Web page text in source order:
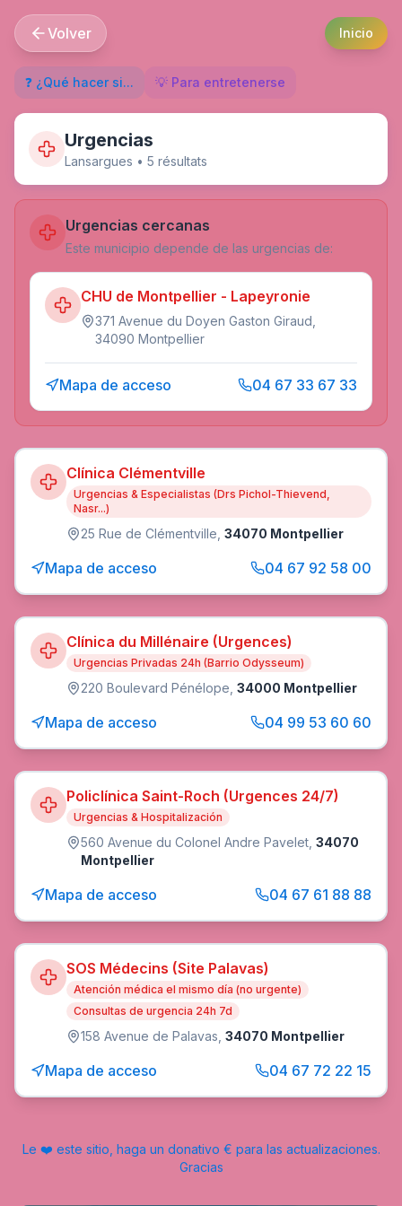
Volver Inicio
❓ ¿Qué hacer si... 💡 Para entretenerse
Urgencias
Lansargues • 5 résultats
Urgencias cercanas
Este municipio depende de las urgencias de:
CHU de Montpellier - Lapeyronie
371 Avenue du Doyen Gaston Giraud,
34090 Montpellier
Mapa de acceso 04 67 33 67 33
Clínica Clémentville
Urgencias & Especialistas (Drs Pichol-Thievend,
Nasr...)
25 Rue de Clémentville 34070 Montpellier
Mapa de acceso 04 67 92 58 00
Clínica du Millénaire (Urgences)
Urgencias Privadas 24h (Barrio Odysseum)
220 Boulevard Pénélope 34000 Montpellier
Mapa de acceso 04 99 53 60 60
Policlínica Saint-Roch (Urgences 24/7)
Urgencias & Hospitalización
560 Avenue du Colonel Andre Pavelet 34070
Montpellier
Mapa de acceso 04 67 61 88 88
SOS Médecins (Site Palavas)
Atención médica el mismo día (no urgente)
Consultas de urgencia 24h 7d
158 Avenue de Palavas 34070 Montpellier
Mapa de acceso 04 67 72 22 15
Le ❤️ este sitio, haga un donativo € para las actualizaciones.
Gracias